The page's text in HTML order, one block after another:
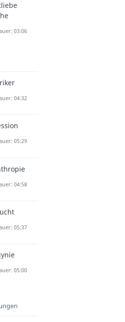
03:06
04:32
05:29
04:58
05:37
05:00